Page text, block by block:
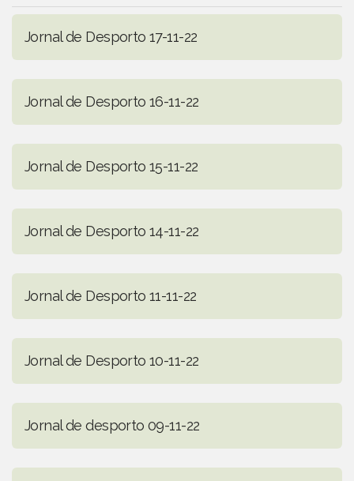
Jornal de Desporto 17-11-22
Jornal de Desporto 16-11-22
Jornal de Desporto 15-11-22
Jornal de Desporto 14-11-22
Jornal de Desporto 11-11-22
Jornal de Desporto 10-11-22
Jornal de desporto 09-11-22